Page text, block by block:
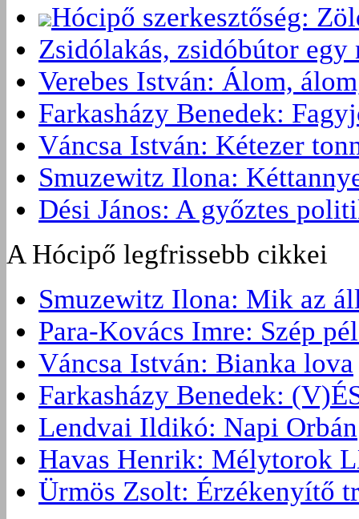
Hócipő szerkesztőség:
Zsidólakás, zsidóbútor
Verebes István: Álom,
Farkasházy Benedek:
Váncsa István: Kétezer
Smuzewitz Ilona:
Dési János: A győztes
A Hócipő legfrissebb cikkei
Smuzewitz Ilona: Mik az
Para-Kovács Imre: Szép
Váncsa István: Bianka lova
Farkasházy Benedek:
Lendvai Ildikó: Napi Orbán
Havas Henrik: Mélytorok
Ürmös Zsolt: Érzékenyítő